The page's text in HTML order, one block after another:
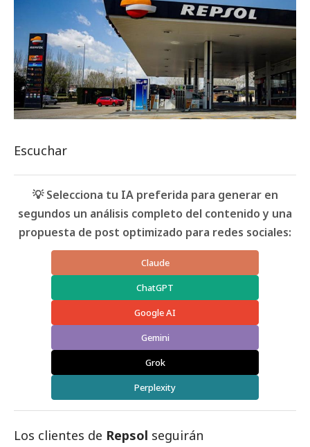
Escuchar
💡 Selecciona tu IA preferida para generar en
segundos un análisis completo del contenido y una
propuesta de post optimizado para redes sociales:
Claude
ChatGPT
Google AI
Gemini
Grok
Perplexity
Los clientes de Repsol seguirán